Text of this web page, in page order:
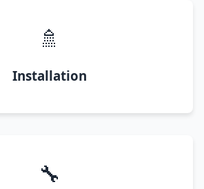
🚿
Installation
🔧